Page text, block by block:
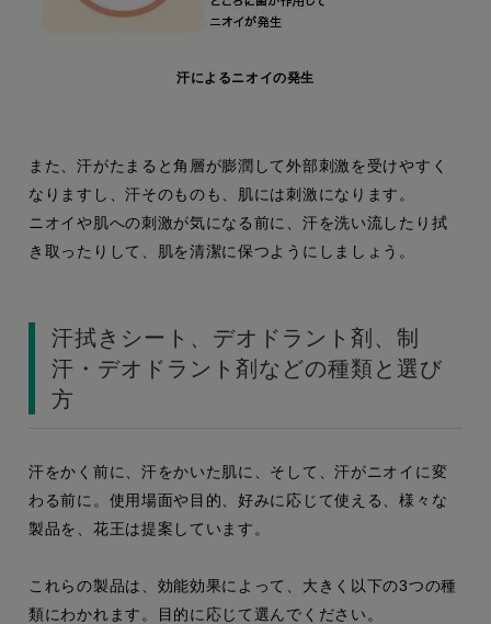
汗によるニオイの発生
また、汗がたまると角層が膨潤して外部刺激を受けやすく
なりますし、汗そのものも、肌には刺激になります。
ニオイや肌への刺激が気になる前に、汗を洗い流したり拭
き取ったりして、肌を清潔に保つようにしましょう。
汗拭きシート、デオドラント剤、制
汗・デオドラント剤などの種類と選び
方
汗をかく前に、汗をかいた肌に、そして、汗がニオイに変
わる前に。使用場面や目的、好みに応じて使える、様々な
製品を、花王は提案しています。
これらの製品は、効能効果によって、大きく以下の3つの種
類にわかれます。目的に応じて選んでください。